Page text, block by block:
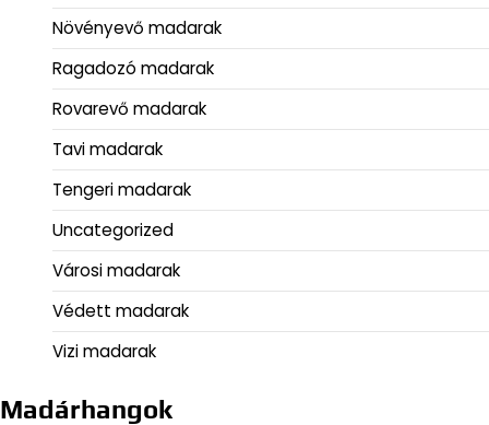
Növényevő madarak
Ragadozó madarak
Rovarevő madarak
Tavi madarak
Tengeri madarak
Uncategorized
Városi madarak
Védett madarak
Vizi madarak
Madárhangok